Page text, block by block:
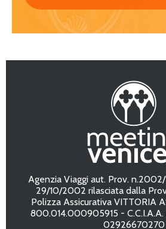
Agenzia Viaggi aut. Prov.
29/10/2002 rilasciata dalla
Polizza Assicurativa VITTORIA
800.014.000905915 -
02926670270